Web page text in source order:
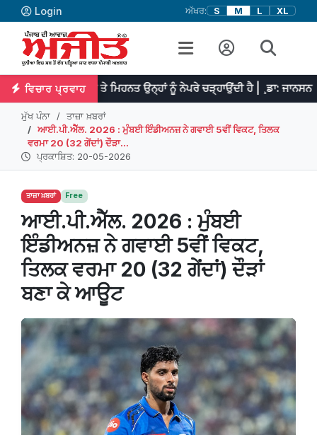
Login ਅੱਖਰ: S M L XL
ਵਿਚਾਰ ਪ੍ਰਵਾਹ
ਹੈ ਤੇ ਮਿਹਨਤ ਉਨ੍ਹਾਂ ਨੂੰ ਨੇਪਰੇ ਚੜ੍ਹਾਉਂਦੀ ਹੈ | ¸ਡਾ: ਜਾਨਸਨ
ਮੁੱਖ ਪੰਨਾ
ਤਾਜ਼ਾ ਖ਼ਬਰਾਂ
ਆਈ.ਪੀ.ਐੱਲ. 2026 : ਮੁੰਬਈ ਇੰਡੀਅਨਜ਼ ਨੇ ਗਵਾਈ 5ਵੀਂ ਵਿਕਟ, ਤਿਲਕ
ਵਰਮਾ 20 (32 ਗੇਂਦਾਂ) ਦੌੜਾ...
ਪ੍ਰਕਾਸ਼ਿਤ: 20-05-2026
ਤਾਜ਼ਾ ਖ਼ਬਰਾਂ Free
ਆਈ.ਪੀ.ਐੱਲ. 2026 : ਮੁੰਬਈ
ਇੰਡੀਅਨਜ਼ ਨੇ ਗਵਾਈ 5ਵੀਂ ਵਿਕਟ,
ਤਿਲਕ ਵਰਮਾ 20 (32 ਗੇਂਦਾਂ) ਦੌੜਾਂ
ਬਣਾ ਕੇ ਆਊਟ